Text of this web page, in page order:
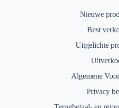
Nieuwe
Best
Uitgelichte
Algemene
Privacy